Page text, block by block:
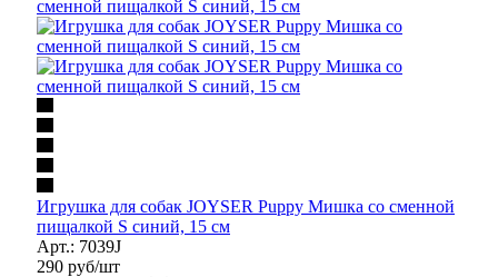
Игрушка для собак JOYSER Puppy Мишка со сменной
пищалкой S синий, 15 см
Арт.: 7039J
290 руб/шт